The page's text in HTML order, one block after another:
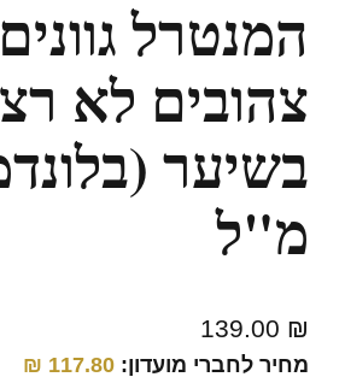
המנטרל גוונים
צהובים לא
מ"ל
139.00 ₪
מחיר לחברי מועדון: 117.80
₪